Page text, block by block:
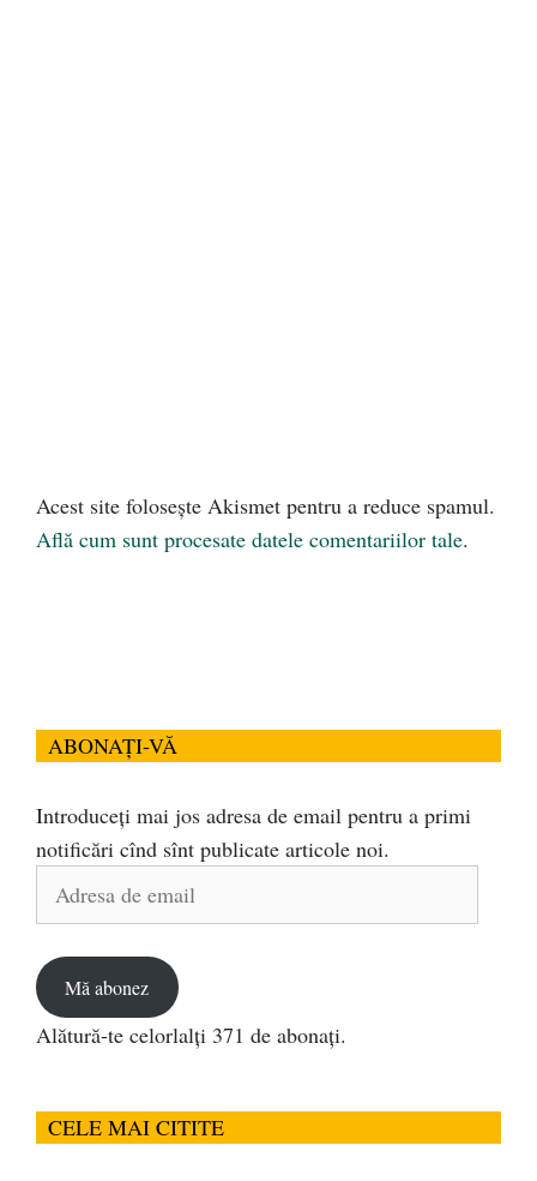
Acest site folosește Akismet pentru a reduce spamul.
Află cum sunt procesate datele comentariilor tale.
ABONAȚI-VĂ
Introduceți mai jos adresa de email pentru a primi
notificări cînd sînt publicate articole noi.
Adresa
Mă abonez
Alătură-te celorlalți 371 de abonați.
CELE MAI CITITE